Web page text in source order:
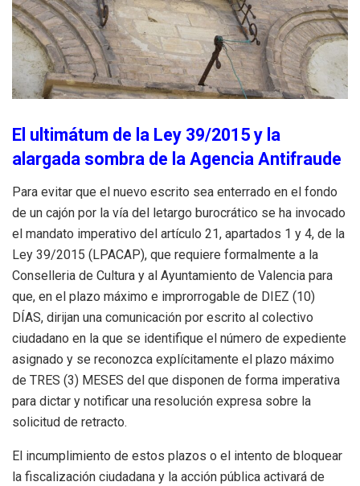
El ultimátum de la Ley 39/2015 y la
alargada sombra de la Agencia Antifraude
Para evitar que el nuevo escrito sea enterrado en el fondo
de un cajón por la vía del letargo burocrático se ha invocado
el mandato imperativo del artículo 21, apartados 1 y 4, de la
Ley 39/2015 (LPACAP), que requiere formalmente a la
Conselleria de Cultura y al Ayuntamiento de Valencia para
que, en el plazo máximo e improrrogable de DIEZ (10)
DÍAS, dirijan una comunicación por escrito al colectivo
ciudadano en la que se identifique el número de expediente
asignado y se reconozca explícitamente el plazo máximo
de TRES (3) MESES del que disponen de forma imperativa
para dictar y notificar una resolución expresa sobre la
solicitud de retracto.
El incumplimiento de estos plazos o el intento de bloquear
la fiscalización ciudadana y la acción pública activará de